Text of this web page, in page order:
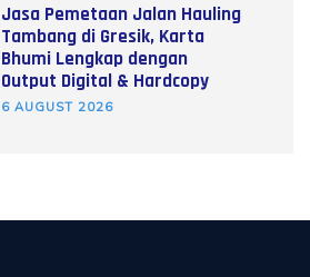
Jasa Pemetaan Jalan Hauling
Tambang di Gresik, Karta
Bhumi Lengkap dengan
Output Digital & Hardcopy
6 AUGUST 2026